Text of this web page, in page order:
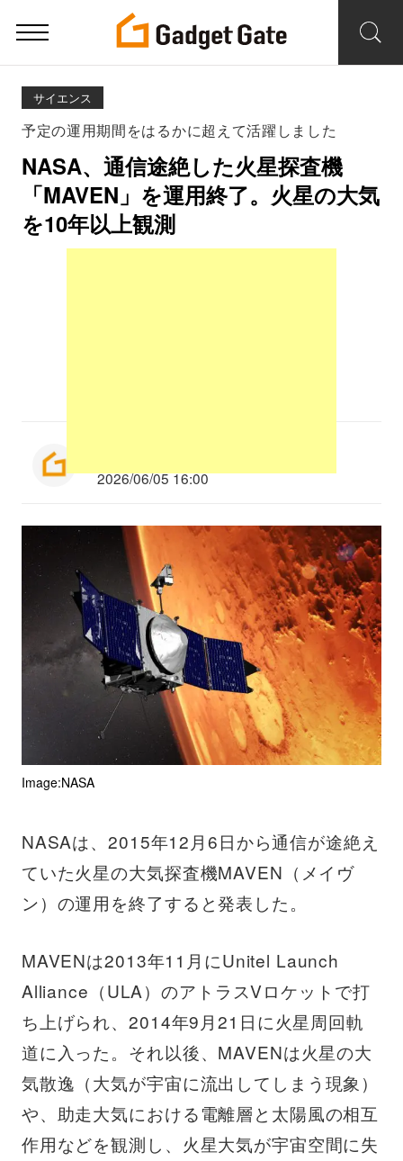
サイエンス
予定の運用期間をはるかに超えて活躍しました
NASA、通信途絶した火星探査機
「MAVEN」を運用終了。火星の大気
を10年以上観測
2026/06/05 16:00
Image:NASA
NASAは、2015年12月6日から通信が途絶え
ていた火星の大気探査機MAVEN（メイヴ
ン）の運用を終了すると発表した。
MAVENは2013年11月にUnitel Launch
Alliance（ULA）のアトラスVロケットで打
ち上げられ、2014年9月21日に火星周回軌
道に入った。それ以後、MAVENは火星の大
気散逸（大気が宇宙に流出してしまう現象）
や、助走大気における電離層と太陽風の相互
作用などを観測し、火星大気が宇宙空間に失